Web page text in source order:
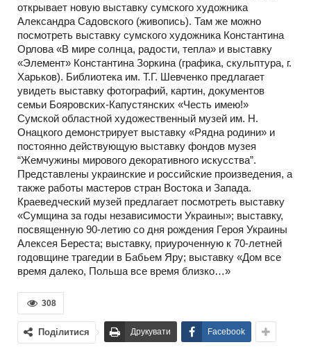
открывает новую выставку сумского художника
Александра Садовского (живопись). Там же можно
посмотреть выставку сумского художника Константина
Орлова «В мире солнца, радости, тепла» и выставку
«Элемент» Константина Зоркина (графика, скульптура, г.
Харьков). Библиотека им. Т.Г. Шевченко предлагает
увидеть выставку фотографий, картин, документов
семьи Бояровских-Капустянских «Честь имею!»
Сумской областной художественный музей им. Н.
Онацкого демонстрирует выставку «Рядна родини» и
постоянно действующую выставку фондов музея
“Жемчужины мирового декоративного искусства”.
Представлены украинские и российские произведения, а
также работы мастеров стран Востока и Запада.
Краеведческий музей предлагает посмотреть выставку
«Сумщина за годы независимости Украины»; выставку,
посвященную 90-летию со дня рождения Героя Украины
Алексея Береста; выставку, приуроченную к 70-летней
годовщине трагедии в Бабьем Яру; выставку «Дом все
время далеко, Польша все время близко…»
308
Поділитися Друкувати Facebook